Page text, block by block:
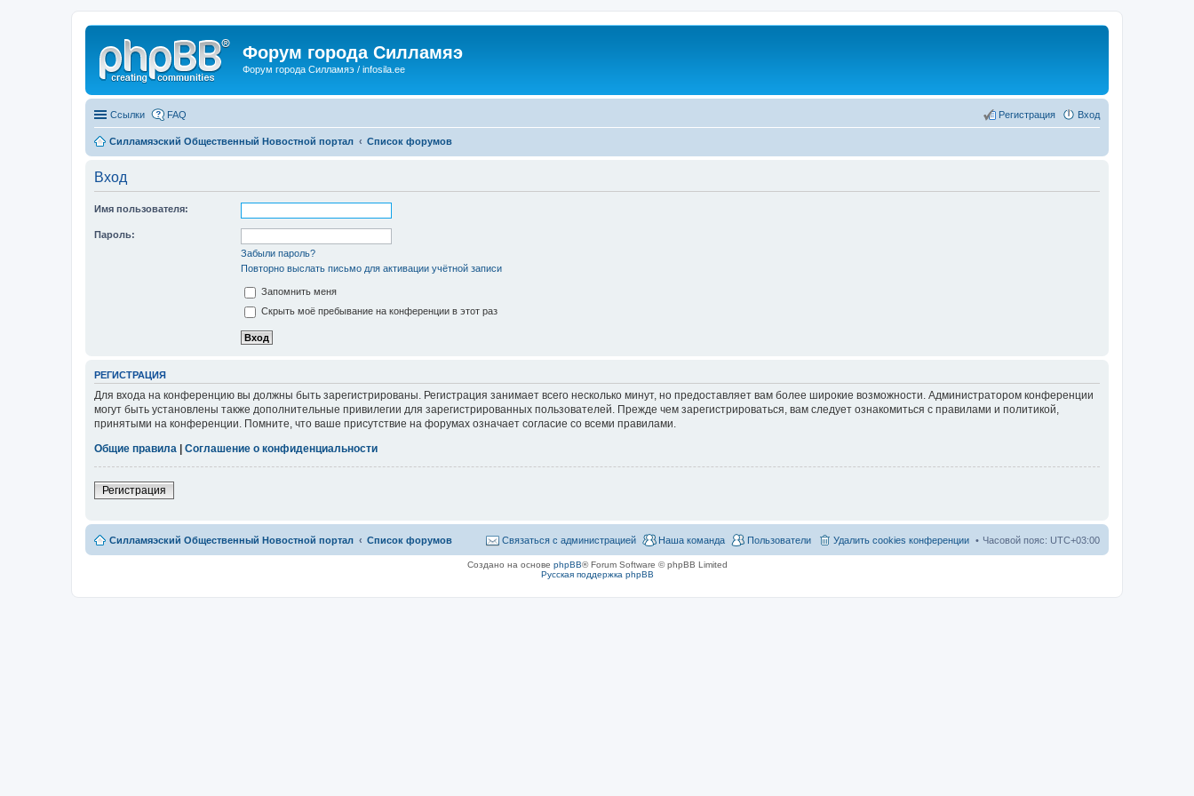
Форум города Силламяэ
Форум города Силламяэ / infosila.ee
Ссылки FAQ Вход
Регистрация
Силламяэский Общественный Новостной портал Список форумов
Вход
Имя пользователя:
Пароль:
Забыли пароль?
Повторно выслать письмо для активации учётной записи
Запомнить меня
Скрыть моё пребывание на конференции в этот раз
РЕГИСТРАЦИЯ
Для входа на конференцию вы должны быть зарегистрированы. Регистрация занимает всего несколько минут, но предоставляет вам более широкие возможности. Администратором конференции
могут быть установлены также дополнительные привилегии для зарегистрированных пользователей. Прежде чем зарегистрироваться, вам следует ознакомиться с правилами и политикой,
принятыми на конференции. Помните, что ваше присутствие на форумах означает согласие со всеми правилами.
Общие правила
Соглашение о конфиденциальности
Регистрация
Силламяэский Общественный Новостной портал Список форумов Часовой пояс: UTC+03:00
Удалить cookies конференции
Пользователи
Наша команда
Связаться с администрацией
Создано на основе phpBB® Forum Software © phpBB Limited
Русская поддержка phpBB